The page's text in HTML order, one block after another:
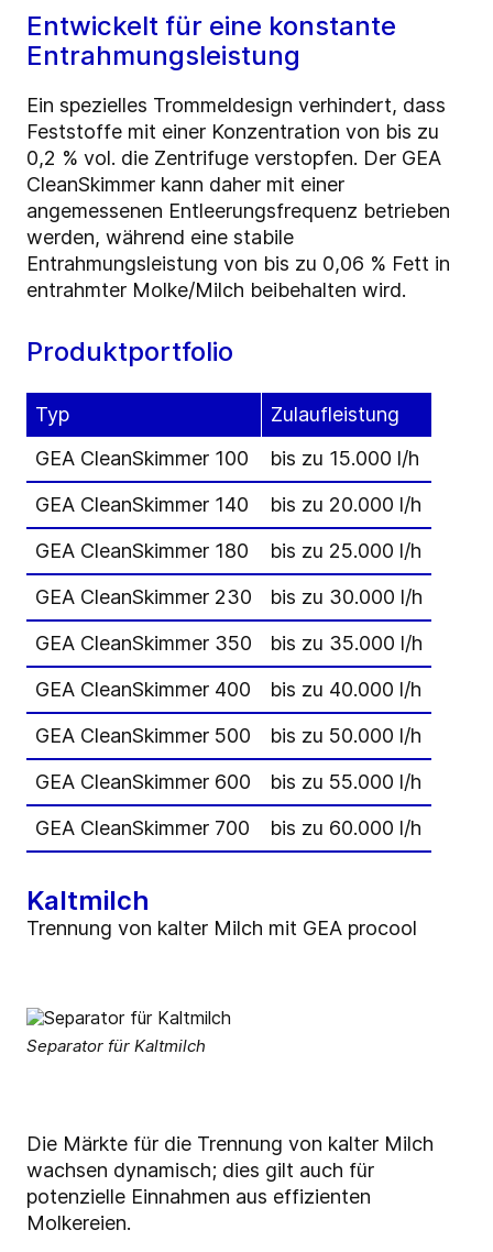
Entwickelt für eine konstante
Entrahmungsleistung
Ein spezielles Trommeldesign verhindert, dass
Feststoffe mit einer Konzentration von bis zu
0,2 % vol. die Zentrifuge verstopfen. Der GEA
CleanSkimmer kann daher mit einer
angemessenen Entleerungsfrequenz betrieben
werden, während eine stabile
Entrahmungsleistung von bis zu 0,06 % Fett in
entrahmter Molke/Milch beibehalten wird.
Produktportfolio
Typ
Zulaufleistung
GEA CleanSkimmer 100
bis zu 15.000 l/h
GEA CleanSkimmer 140
bis zu 20.000 l/h
GEA CleanSkimmer 180
bis zu 25.000 l/h
GEA CleanSkimmer 230
bis zu 30.000 l/h
GEA CleanSkimmer 350
bis zu 35.000 l/h
GEA CleanSkimmer 400
bis zu 40.000 l/h
GEA CleanSkimmer 500
bis zu 50.000 l/h
GEA CleanSkimmer 600
bis zu 55.000 l/h
GEA CleanSkimmer 700
bis zu 60.000 l/h
Kaltmilch
Trennung von kalter Milch mit GEA procool
Separator für Kaltmilch
Die Märkte für die Trennung von kalter Milch
wachsen dynamisch; dies gilt auch für
potenzielle Einnahmen aus effizienten
Molkereien.